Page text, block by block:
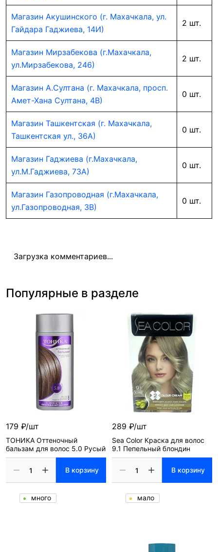
Магазин Акушинского (г. Махачкала, ул.
Гайдара Гаджиева, 14И)
2 шт.
Магазин Мирзабекова (г.Махачкала,
ул.Мирзабекова, 246)
2 шт.
Магазин А.Султана (г. Махачкала, просп.
Амет-Хана Султана, 4В)
0 шт.
Магазин Ташкентская (г. Махачкала,
Ташкентская ул., 36А)
0 шт.
Магазин Гаджиева (г.Махачкала,
ул.М.Гаджиева, 73А)
0 шт.
Магазин Газопроводная (г.Махачкала,
ул.Газопроводная, 3В)
0 шт.
Загрузка комментариев...
Популярные в разделе
179 ₽/шт
ТОНИКА Оттеночный
бальзам для волос 5.0 Русый
В корзину
много
289 ₽/шт
Sea Color Краска для волос
9.1 Пепельный блондин
В корзину
мало